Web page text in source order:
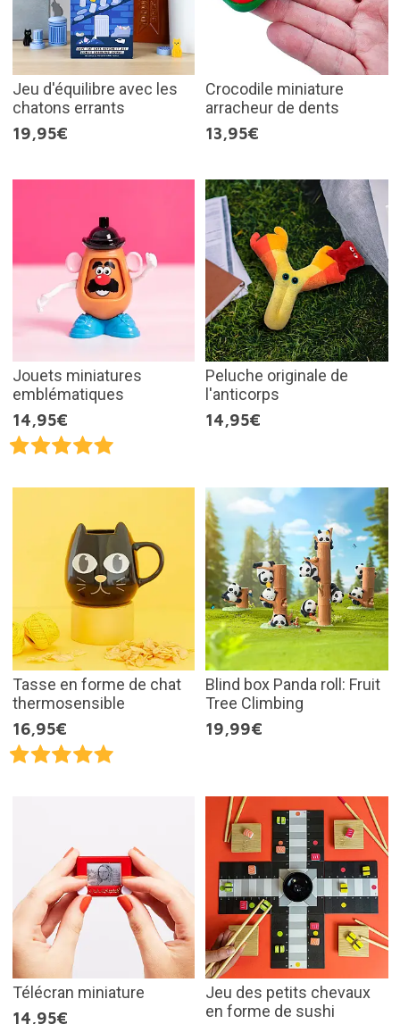
Jeu d'équilibre avec les
chatons errants
19,95€
Crocodile miniature
arracheur de dents
13,95€
Jouets miniatures
emblématiques
14,95€
Peluche originale de
l'anticorps
14,95€
Tasse en forme de chat
thermosensible
16,95€
Blind box Panda roll: Fruit
Tree Climbing
19,99€
Télécran miniature
14,95€
Jeu des petits chevaux
en forme de sushi